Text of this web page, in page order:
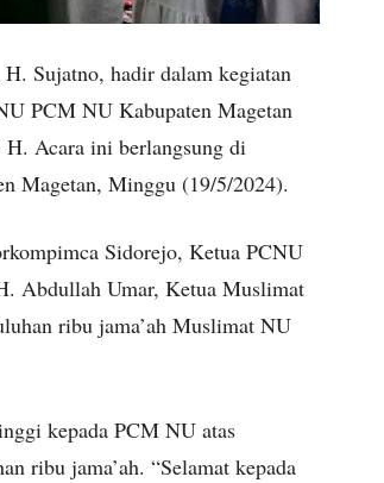
Sujatno, hadir dalam kegiatan
PCM NU Kabupaten Magetan
Acara ini berlangsung di
Magetan, Minggu (19/5/2024).
Sidorejo, Ketua PCNU
Abdullah Umar, Ketua Muslimat
ribu jama’ah Muslimat NU
kepada PCM NU atas
ribu jama’ah. “Selamat kepada